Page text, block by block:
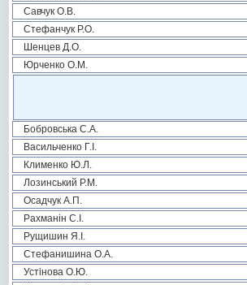
Савчук О.В.
Стефанчук Р.О.
Шенцев Д.О.
Юрченко О.М.
Бобровська С.А.
Васильченко Г.І.
Клименко Ю.Л.
Лозинський Р.М.
Осадчук А.П.
Рахманін С.І.
Рущишин Я.І.
Стефанишина О.А.
Устінова О.Ю.